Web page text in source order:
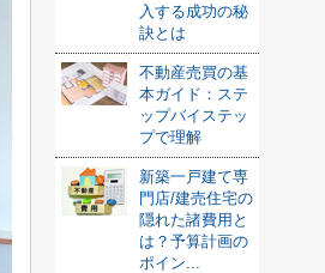
入する成功の秘
訣とは
不動産売買の基
本ガイド：ステ
ップバイステッ
プで理解
新築一戸建て専
門店/建売住宅の
隠れた諸費用と
は？予算計画の
ポイン...